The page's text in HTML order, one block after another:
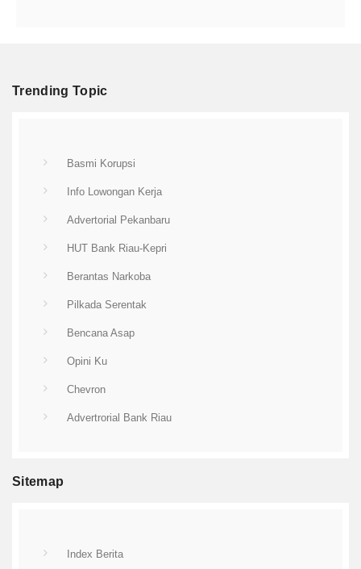
Trending Topic
Basmi Korupsi
Info Lowongan Kerja
Advertorial Pekanbaru
HUT Bank Riau-Kepri
Berantas Narkoba
Pilkada Serentak
Bencana Asap
Opini Ku
Chevron
Advertrorial Bank Riau
Sitemap
Index Berita